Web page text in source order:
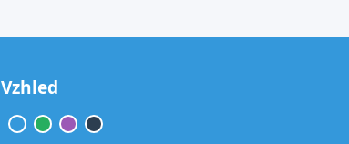
Vzhled